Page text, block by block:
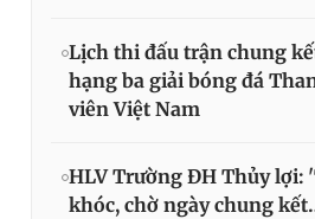
Lịch thi đấu trận chung
hạng ba giải bóng đá
viên Việt Nam
HLV Trường ĐH Thủy lợi:
khóc, chờ ngày chung